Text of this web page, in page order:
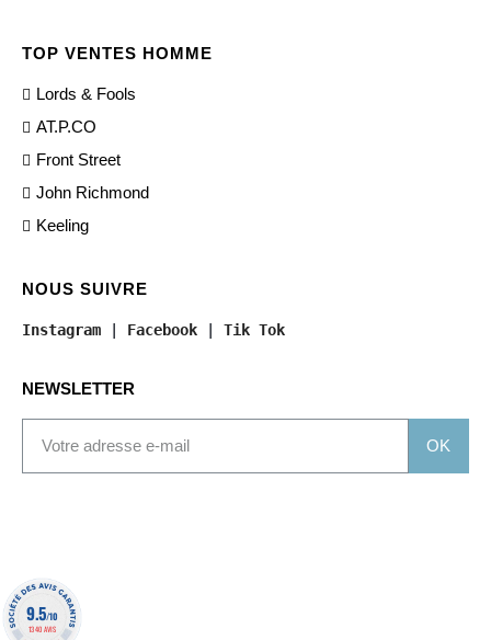
TOP VENTES HOMME
Lords & Fools
AT.P.CO
Front Street
John Richmond
Keeling
NOUS SUIVRE
Instagram | Facebook | Tik Tok
NEWSLETTER
OK
9.5/10
1340 AVIS